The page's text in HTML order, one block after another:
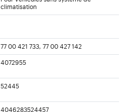
climatisation
77 00 421 733, 77 00 427 142
4072955
52445
4046283524457